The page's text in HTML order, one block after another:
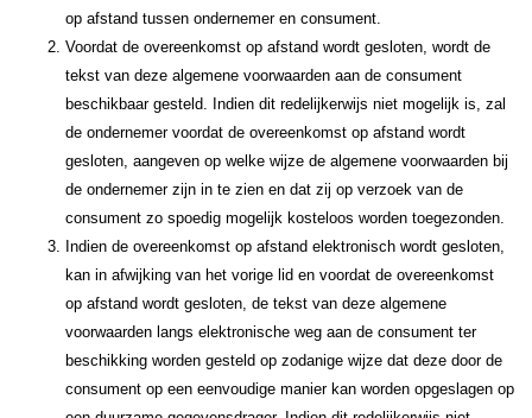
op afstand tussen ondernemer en consument.
Voordat de overeenkomst op afstand wordt gesloten, wordt de
tekst van deze algemene voorwaarden aan de consument
beschikbaar gesteld. Indien dit redelijkerwijs niet mogelijk is, zal
de ondernemer voordat de overeenkomst op afstand wordt
gesloten, aangeven op welke wijze de algemene voorwaarden bij
de ondernemer zijn in te zien en dat zij op verzoek van de
consument zo spoedig mogelijk kosteloos worden toegezonden.
Indien de overeenkomst op afstand elektronisch wordt gesloten,
kan in afwijking van het vorige lid en voordat de overeenkomst
op afstand wordt gesloten, de tekst van deze algemene
voorwaarden langs elektronische weg aan de consument ter
beschikking worden gesteld op zodanige wijze dat deze door de
consument op een eenvoudige manier kan worden opgeslagen op